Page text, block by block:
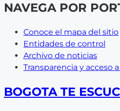
NAVEGA POR
Conoce el mapa del sitio
Entidades de control
Archivo de noticias
Transparencia y acceso
BOGOTA TE